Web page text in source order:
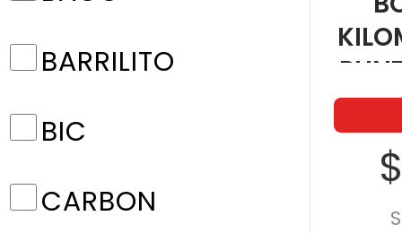
BARRILITO
BIC
CARBON